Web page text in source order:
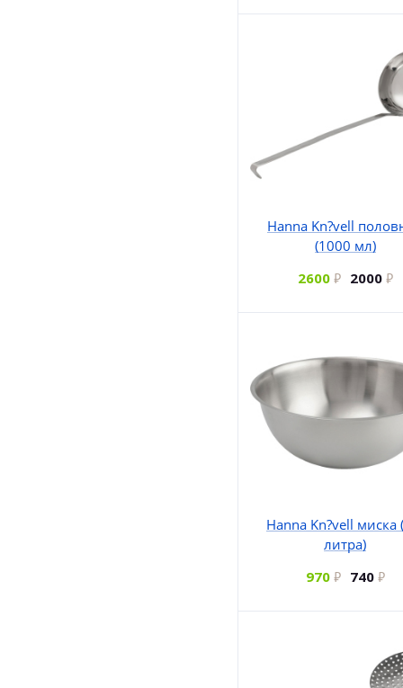
Hanna Kn?vell
(1000 мл)
2600
2000
Hanna Kn?vell миска
литра)
970
740